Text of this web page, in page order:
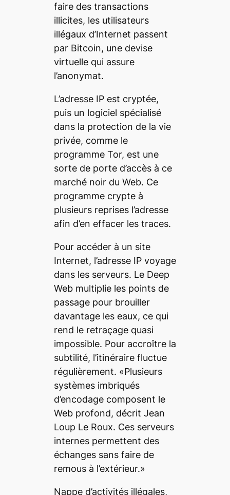
faire des transactions
illicites, les utilisateurs
illégaux d’Internet passent
par Bitcoin, une devise
virtuelle qui assure
l’anonymat.
L’adresse IP est cryptée,
puis un logiciel spécialisé
dans la protection de la vie
privée, comme le
programme Tor, est une
sorte de porte d’accès à ce
marché noir du Web. Ce
programme crypte à
plusieurs reprises l’adresse
afin d’en effacer les traces.
Pour accéder à un site
Internet, l’adresse IP voyage
dans les serveurs. Le Deep
Webmultiplie les points de
passage pour brouiller
davantage les eaux, ce qui
rend le retraçage quasi
impossible. Pour accroître la
subtilité, l’itinéraire fluctue
régulièrement. «Plusieurs
systèmes imbriqués
d’encodage composent le
Web profond, décrit Jean
Loup Le Roux. Ces serveurs
internes permettent des
échanges sans faire de
remous à l’extérieur.»
Nappe d’activités illégales,